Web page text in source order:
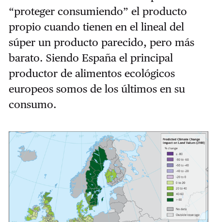
“proteger consumiendo” el producto
propio cuando tienen en el lineal del
súper un producto parecido, pero más
barato. Siendo España el principal
productor de alimentos ecológicos
europeos somos de los últimos en su
consumo.